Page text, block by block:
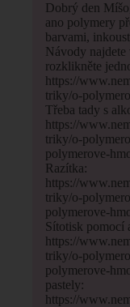
Dobrý den
ano polymery
barvami,
Návody
rozklikněte
https://
triky/o-
Třeba tady s
https://
triky/o-
polymerove-
Razítka:
https://
triky/o-
polymerove-
Sítotisk pomocí
https://
triky/o-
polymerove-
pastely:
https://